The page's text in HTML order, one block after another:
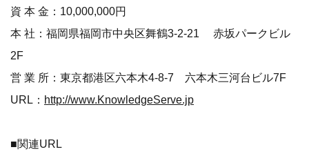
資 本 金：10,000,000円
本 社：福岡県福岡市中央区舞鶴3-2-21 赤坂パークビル
2F
営 業 所：東京都港区六本木4-8-7 六本木三河台ビル7F
URL： http://www.KnowledgeServe.jp
■関連URL